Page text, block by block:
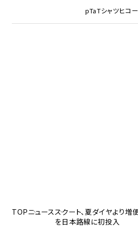
pTaTシャツヒコ
TOPニューススクート、夏ダイヤより
を日本路線に初投入